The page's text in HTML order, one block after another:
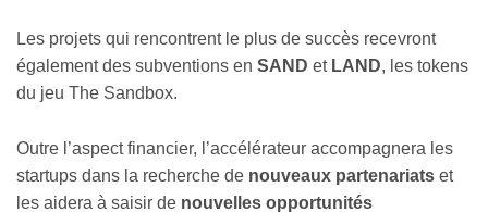
Les projets qui rencontrent le plus de succès recevront
également des subventions en SAND et LAND, les tokens
du jeu The Sandbox.
Outre l’aspect financier, l’accélérateur accompagnera les
startups dans la recherche de nouveaux partenariats et
les aidera à saisir de nouvelles opportunités